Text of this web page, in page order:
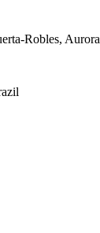
Robles, Aurora